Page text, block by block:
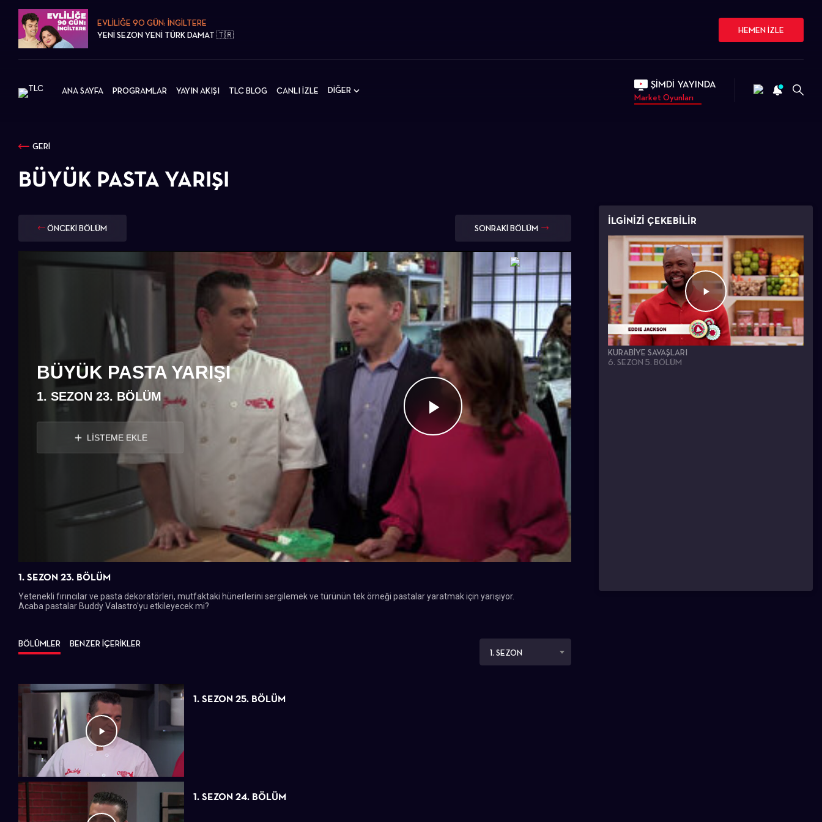
EVLİLİĞE 90 GÜN: İNGİLTERE
YENİ SEZON YENİ TÜRK DAMAT 🇹🇷
HEMEN İZLE
ANA SAYFA PROGRAMLAR YAYIN AKIŞI TLC BLOG CANLI İZLE DİĞER ŞİMDİ YAYINDA
Market Oyunları
GERİ
BÜYÜK PASTA YARIŞI
ÖNCEKİ BÖLÜM SONRAKİ BÖLÜM
Videoyu
BÜYÜK PASTA YARIŞI
1. SEZON 23. BÖLÜM
LİSTEME EKLE
1. SEZON 23. BÖLÜM
Yetenekli fırıncılar ve pasta dekoratörleri, mutfaktaki hünerlerini sergilemek ve türünün tek örneği pastalar yaratmak için yarışıyor.
Acaba pastalar Buddy Valastro'yu etkileyecek mi?
BÖLÜMLER
BENZER İÇERİKLER
1. SEZON
1. SEZON 25. BÖLÜM
1. SEZON 24. BÖLÜM
İLGİNİZİ ÇEKEBİLİR
KURABIYE SAVAŞLARI
6. SEZON 5. BÖLÜM